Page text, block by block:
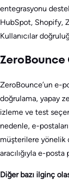
entegrasyonu
HubSpot, Shopify,
Kullanıcılar
ZeroBounce
ZeroBounce’un e-
doğrulama, yapay
izleme ve test
nedenle, e-
müşterilere yönelik
aracılığıyla e-posta
Diğer bazı ilginç